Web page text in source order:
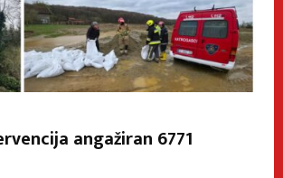
angažiran 6771